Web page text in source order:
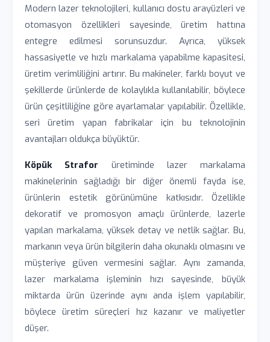
Modern lazer teknolojileri, kullanıcı dostu arayüzleri ve
otomasyon özellikleri sayesinde, üretim hattına
entegre edilmesi sorunsuzdur. Ayrıca, yüksek
hassasiyetle ve hızlı markalama yapabilme kapasitesi,
üretim verimliliğini artırır. Bu makineler, farklı boyut ve
şekillerde ürünlerde de kolaylıkla kullanılabilir, böylece
ürün çeşitliliğine göre ayarlamalar yapılabilir. Özellikle,
seri üretim yapan fabrikalar için bu teknolojinin
avantajları oldukça büyüktür.
Köpük Strafor üretiminde lazer markalama
makinelerinin sağladığı bir diğer önemli fayda ise,
ürünlerin estetik görünümüne katkısıdır. Özellikle
dekoratif ve promosyon amaçlı ürünlerde, lazerle
yapılan markalama, yüksek detay ve netlik sağlar. Bu,
markanın veya ürün bilgilerin daha okunaklı olmasını ve
müşteriye güven vermesini sağlar. Aynı zamanda,
lazer markalama işleminin hızı sayesinde, büyük
miktarda ürün üzerinde aynı anda işlem yapılabilir,
böylece üretim süreçleri hız kazanır ve maliyetler
düşer.